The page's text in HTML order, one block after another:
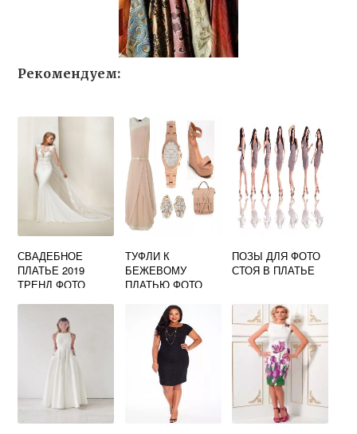
Рекомендуем:
СВАДЕБНОЕ
ПЛАТЬЕ 2019
ТРЕНД ФОТО
ТУФЛИ К
БЕЖЕВОМУ
ПЛАТЬЮ ФОТО
ПОЗЫ ДЛЯ ФОТО
СТОЯ В ПЛАТЬЕ